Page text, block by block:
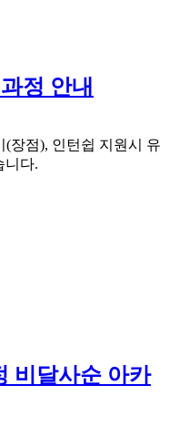
정 안내
(장점), 인턴쉽 지원시 유
니다.
비달사순 아카